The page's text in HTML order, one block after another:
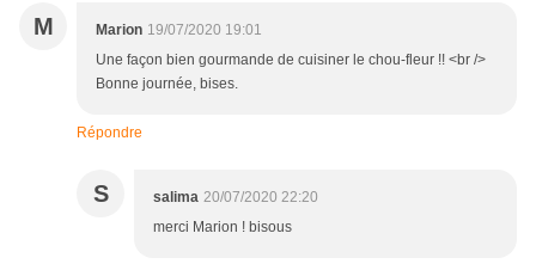
M Marion 19/07/2020 19:01
Une façon bien gourmande de cuisiner le chou-fleur !! <br />
Bonne journée, bises.
Répondre
S salima 20/07/2020 22:20
merci Marion ! bisous